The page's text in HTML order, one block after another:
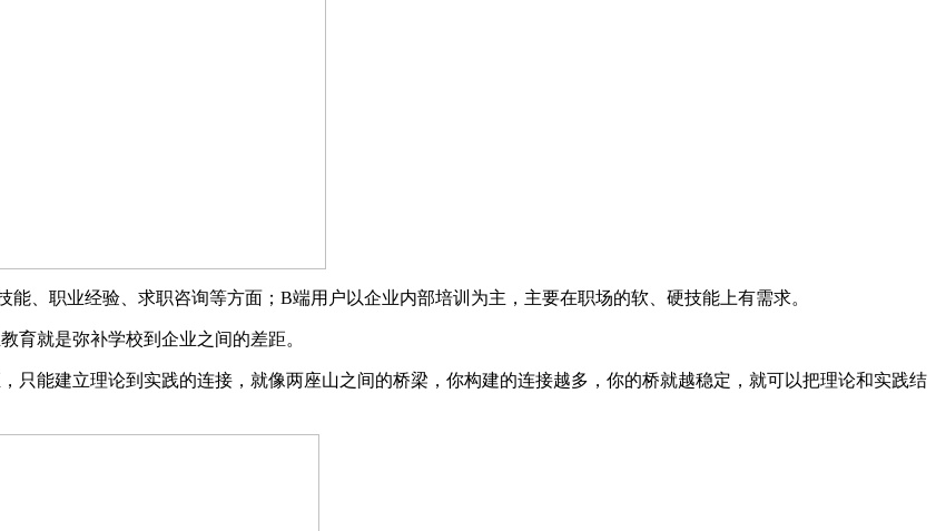
、职业经验、求职咨询等方面；B端用户以企业内部培训为主，主要在职场的软、硬技能上有需求。
育就是弥补学校到企业之间的差距。
只能建立理论到实践的连接，就像两座山之间的桥梁，你构建的连接越多，你的桥就越稳定，就可以把理论和实践结